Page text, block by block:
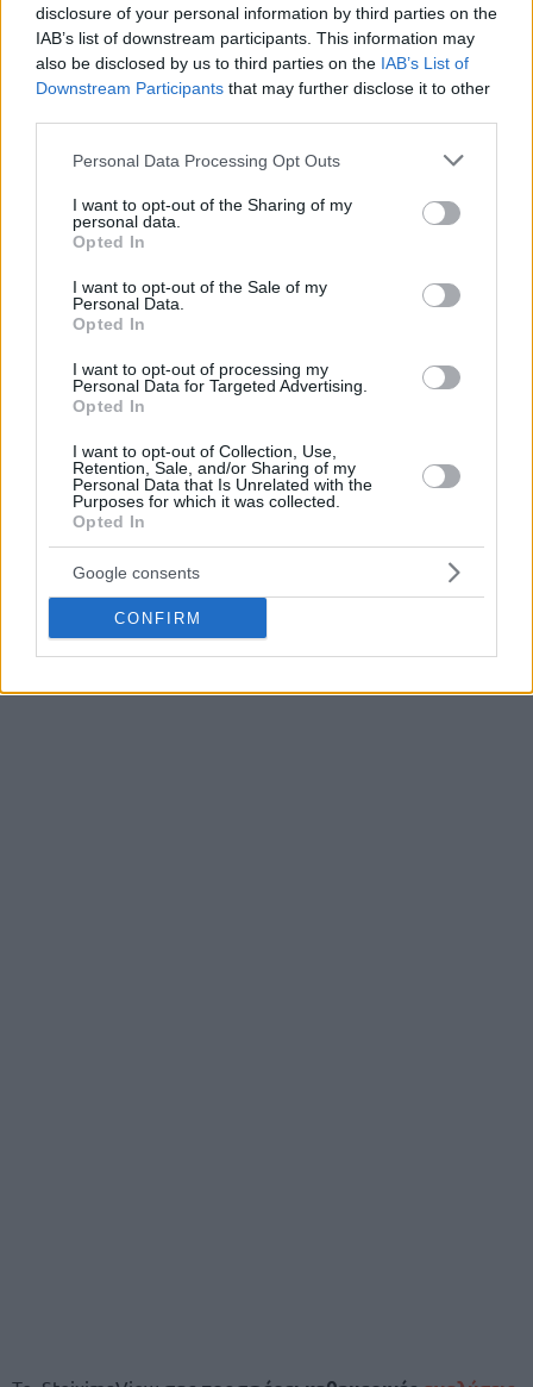
disclosure of your personal information by third parties on the
IAB’s list of downstream participants. This information may
also be disclosed by us to third parties on the IAB’s List of
Downstream Participants that may further disclose it to other
Please note that this website/app uses one or more Google
not limited to your visit or usage behaviour. You may click to
grant or deny consent to Google and its third-party tags to
use your data for below specified purposes in below Google
consent section.
Personal Data Processing Opt Outs
I want to opt-out of the Sharing of my
personal data.
Opted In
I want to opt-out of the Sale of my
Personal Data.
Opted In
I want to opt-out of processing my
Personal Data for Targeted Advertising.
Opted In
I want to opt-out of Collection, Use,
Retention, Sale, and/or Sharing of my
Personal Data that Is Unrelated with the
Purposes for which it was collected.
Opted In
Google consents
CONFIRM
την ομάδα τουΟρλάντο. Είναι ο κορυφαίος παίκτης της,
είναι ο ηγέτης της και φέτος είχε ξεκινήσει και εξαιρετικά
τη σεζόν. Οι Μάτζικ μετρούν δύο συνεχόμενες ήττες από
ΜπουλςκαιΚαβαλίερςκαι υπάρχουν σοβαρά θέματα στην
επίθεση τους. Θα πρέπει οι ισορροπίες να μοιραστούν ξανά
να βρεθούν παίκτες που θα δώσουν τους 29.0 πόντους που
δύσκολο έργο. Τα αδέλφια Βάγκνερ βρίσκονται μαζί στο
παρκέ και ισορροπίες είναι πολύ αλλαγμένος για τους
να βγάλουμε καλύτερα συμπεράσματα και θα πρέπει και
εκείνοι να βγάλουν αντίδραση, μέχρι να επιστρέψει ο
και στην 6η θέση της βαθμολογίας της Ανατολής.
Σκοράρουν 111,7 πόντους στην επίθεση, κατά μέσο όρο
και δέχονται 109,8 στην άμυνα.
Η εκτίμηση και το προγνωστικό του αγώνα (ΜΑΒΕΡΙΚΣ
– ΜΑΤΖΙΚ)